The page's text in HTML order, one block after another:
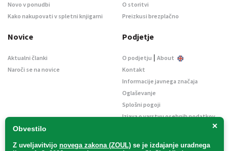
×
Obvestilo
Z uveljavitvijo novega zakona (ZOUL) se je izdajanje uradnega
Novo v ponudbi
Kako nakupovati v spletni knjigarni
O storitvi
Preizkusi brezplačno
Novice
Aktualni članki
Naroči se na novice
Podjetje
O podjetju | About
Kontakt
Informacije javnega značaja
Oglaševanje
Splošni pogoji
Izjava o varstvu osebnih podatkov